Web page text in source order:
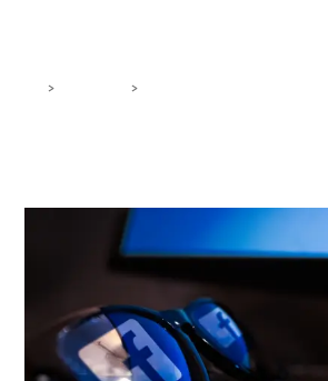
> >